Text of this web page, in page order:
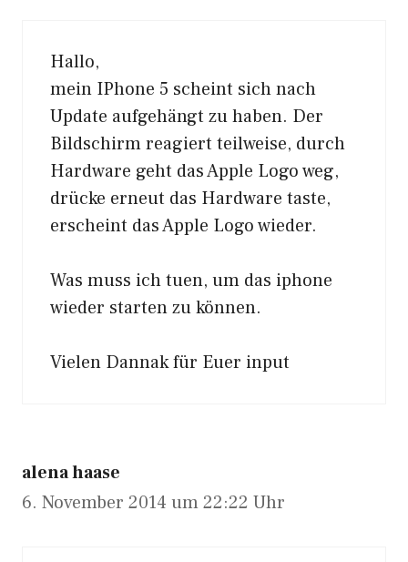
Hallo,
mein IPhone 5 scheint sich nach
Update aufgehängt zu haben. Der
Bildschirm reagiert teilweise, durch
Hardware geht das Apple Logo weg,
drücke erneut das Hardware taste,
erscheint das Apple Logo wieder.
Was muss ich tuen, um das iphone
wieder starten zu können.
Vielen Dannak für Euer input
alena haase
6. November 2014 um 22:22 Uhr